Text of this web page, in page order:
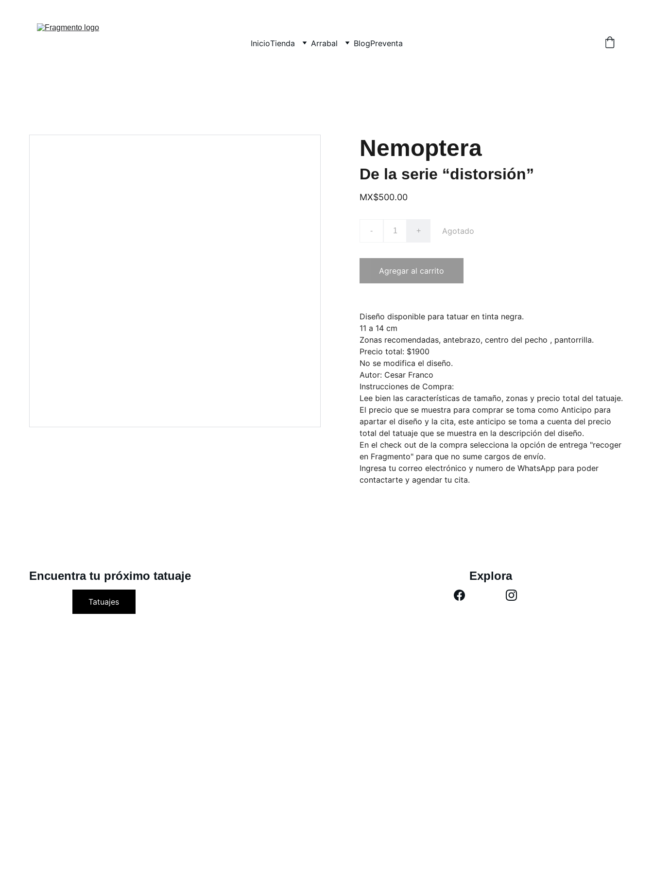
InicioTienda Arrabal BlogPreventa
Nemoptera
De la serie “distorsión”
MX$500.00
- + Agotado
Agregar al carrito
Diseño disponible para tatuar en tinta negra.
11 a 14 cm
Zonas recomendadas, antebrazo, centro del pecho , pantorrilla.
Precio total: $1900
No se modifica el diseño.
Autor: Cesar Franco
Instrucciones de Compra:
Lee bien las características de tamaño, zonas y precio total del tatuaje.
El precio que se muestra para comprar se toma como Anticipo para
apartar el diseño y la cita, este anticipo se toma a cuenta del precio
total del tatuaje que se muestra en la descripción del diseño.
En el check out de la compra selecciona la opción de entrega "recoger
en Fragmento" para que no sume cargos de envío.
Ingresa tu correo electrónico y numero de WhatsApp para poder
contactarte y agendar tu cita.
Explora
Encuentra tu próximo tatuaje
Tatuajes